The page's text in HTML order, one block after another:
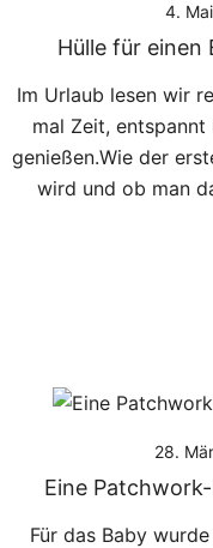
4.
Hülle für einen
Im Urlaub lesen wir
mal Zeit, entspannt
genießen.Wie der
wird und ob man
28.
Eine
Für das Baby